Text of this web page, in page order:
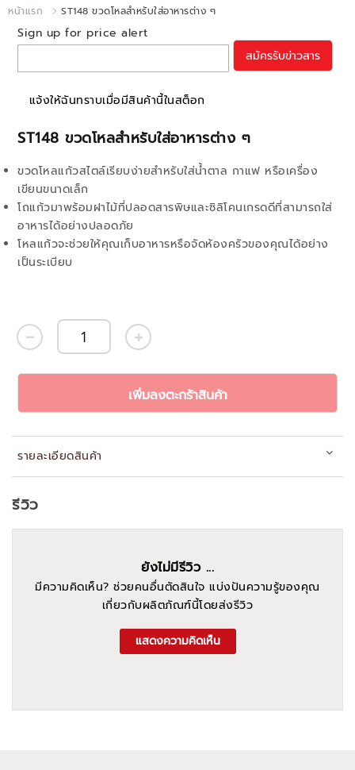
หน้าแรก ST148 ขวดโหลสำหรับใส่อาหารต่าง ๆ
ST148 ขวดโหลสำหรับใส่อาหารต่าง ๆ
ขวดโหลแก้วสไตล์เรียบง่ายสำหรับใส่น้ำตาล กาแฟ หรือเครื่อง
เขียนขนาดเล็ก
โถแก้วมาพร้อมฝาไม้ที่ปลอดสารพิษและซิลิโคนเกรดดีที่สามารถใส่
อาหารได้อย่างปลอดภัย
โหลแก้วจะช่วยให้คุณเก็บอาหารหรือจัดห้องครัวของคุณได้อย่าง
เป็นระเบียบ
Sign up for price alert
สมัครรับข่าวสาร
แจ้งให้ฉันทราบเมื่อมีสินค้านี้ในสต็อก
เพิ่มลงตะกร้าสินค้า
รายละเอียดสินค้า
รีวิว
ยังไม่มีรีวิว ...
มีความคิดเห็น? ช่วยคนอื่นตัดสินใจ แบ่งปันความรู้ของคุณ
เกี่ยวกับผลิตภัณฑ์นี้โดยส่งรีวิว
แสดงความคิดเห็น